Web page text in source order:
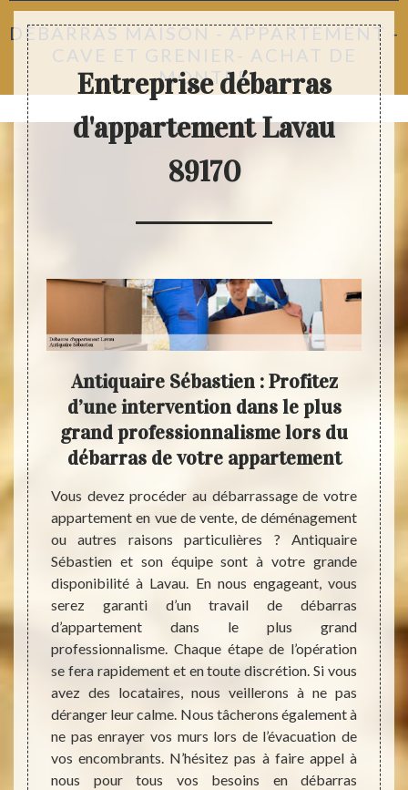
DÉBARRAS MAISON - APPARTEMENT -
CAVE ET GRENIER- ACHAT DE
MONTRE
Entreprise débarras
d'appartement Lavau
89170
un
un
et
et
à
car
Antiquaire Sébastien : Profitez
d’une intervention dans le plus
grand professionnalisme lors du
débarras de votre appartement
Vous devez procéder au débarrassage de votre
appartement en vue de vente, de déménagement
ou autres raisons particulières ? Antiquaire
Sébastien et son équipe sont à votre grande
disponibilité à Lavau. En nous engageant, vous
serez garanti d’un travail de débarras
d’appartement dans le plus grand
professionnalisme. Chaque étape de l’opération
se fera rapidement et en toute discrétion. Si vous
avez des locataires, nous veillerons à ne pas
déranger leur calme. Nous tâcherons également à
ne pas enrayer vos murs lors de l’évacuation de
vos encombrants. N’hésitez pas à faire appel à
nous pour tous vos besoins en débarras
sur
le
dès